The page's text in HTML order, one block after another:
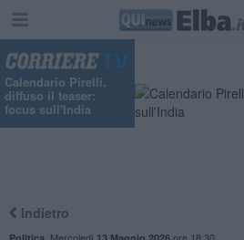
Calendario Pirelli,
diffuso il teaser:
focus sull'India
Indietro
Mercoledì ore 18:30